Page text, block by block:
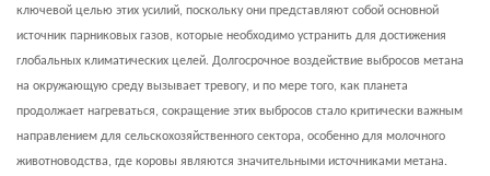
ключевой целью этих усилий, поскольку они представляют собой основной
источник парниковых газов, которые необходимо устранить для достижения
глобальных климатических целей. Долгосрочное воздействие выбросов метана
на окружающую среду вызывает тревогу, и по мере того, как планета
продолжает нагреваться, сокращение этих выбросов стало критически важным
направлением для сельскохозяйственного сектора, особенно для молочного
животноводства, где коровы являются значительными источниками метана.